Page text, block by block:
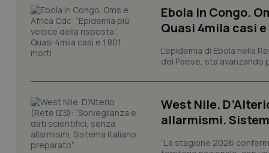
Ebola in Congo.
Quasi 4mila casi
L’epidemia di Ebola nella
del Paese, sta avanzando
West Nile.
allarmismi.
“La stagione 2026
I cookie necessari
e l'accesso alle